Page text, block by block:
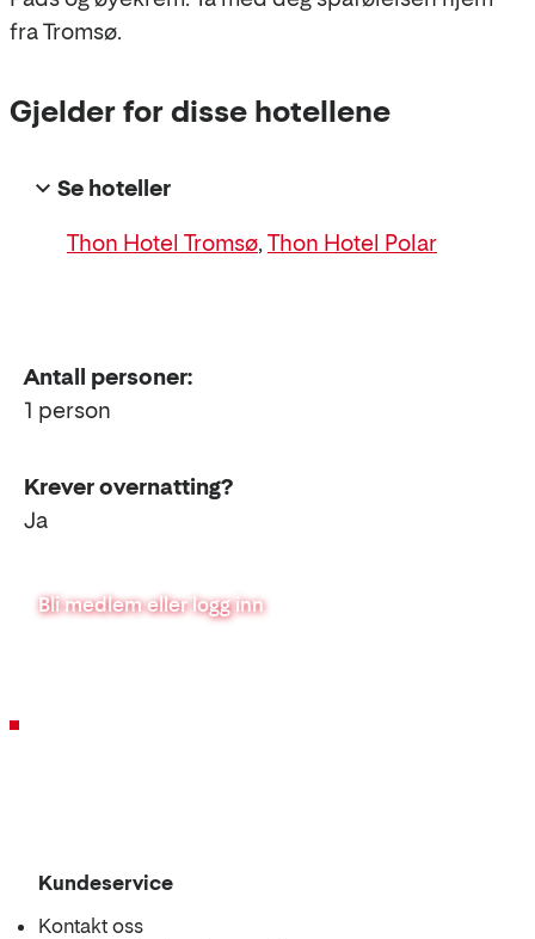
fra Tromsø.
Gjelder for disse hotellene
Se hoteller
Thon Hotel Tromsø, Thon Hotel Polar
Antall personer:
1 person
Krever overnatting?
Ja
Bli medlem eller logg inn
Kundeservice
Kontakt oss